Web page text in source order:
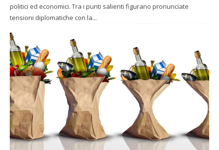
politici ed economici. Tra i punti salienti figurano pronunciate
tensioni diplomatiche con la...